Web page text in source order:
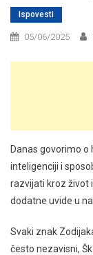
Ispovesti
05/06/2025
Danas govorimo
inteligenciji i
razvijati kroz život
dodatne uvide u
Svaki znak
često nezavisni,